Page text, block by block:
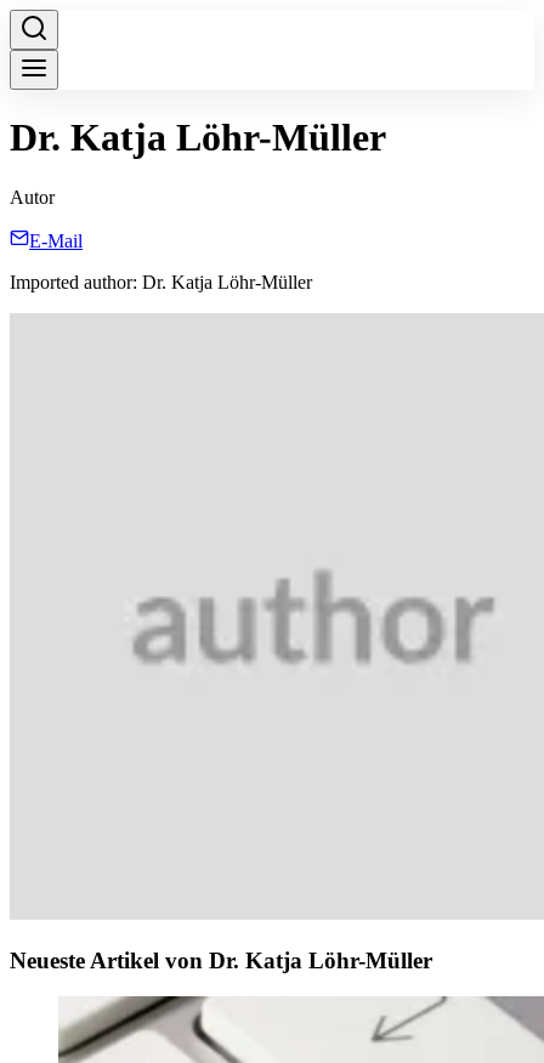
Dr. Katja Löhr-Müller
Autor
E-Mail
Imported author: Dr. Katja Löhr-Müller
Neueste Artikel von Dr. Katja Löhr-Müller